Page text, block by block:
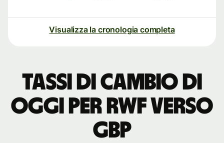
Visualizza la cronologia completa
Tassi di cambio di
oggi per RWF verso
GBP